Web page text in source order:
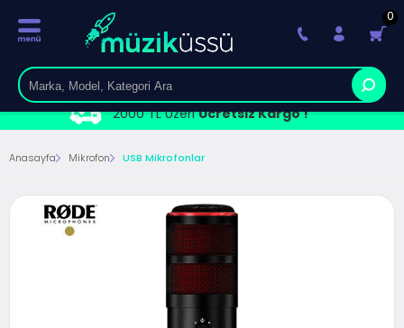
2000 TL ÜzeriÜcretsiz Kargo !
0
Anasayfa Mikrofon USB Mikrofonlar